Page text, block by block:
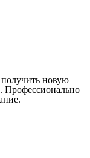
новую
Профессионально